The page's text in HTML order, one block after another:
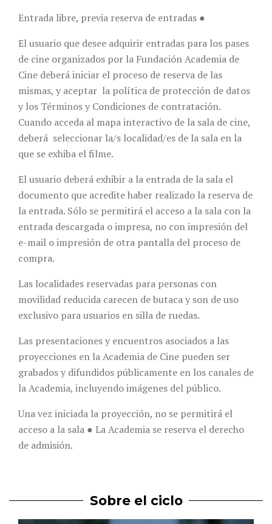
Entrada libre, previa reserva de entradas ●
El usuario que desee adquirir entradas para los pases
de cine organizados por la Fundación Academia de
Cine deberá iniciar el proceso de reserva de las
mismas, y aceptar la política de protección de datos
y los Términos y Condiciones de contratación.
Cuando acceda al mapa interactivo de la sala de cine,
deberá seleccionar la/s localidad/es de la sala en la
que se exhiba el filme.
El usuario deberá exhibir a la entrada de la sala el
documento que acredite haber realizado la reserva de
la entrada. Sólo se permitirá el acceso a la sala con la
entrada descargada o impresa, no con impresión del
e-mail o impresión de otra pantalla del proceso de
compra.
Las localidades reservadas para personas con
movilidad reducida carecen de butaca y son de uso
exclusivo para usuarios en silla de ruedas.
Las presentaciones y encuentros asociados a las
proyecciones en la Academia de Cine pueden ser
grabados y difundidos públicamente en los canales de
la Academia, incluyendo imágenes del público.
Una vez iniciada la proyección, no se permitirá el
acceso a la sala ● La Academia se reserva el derecho
de admisión.
Sobre el ciclo